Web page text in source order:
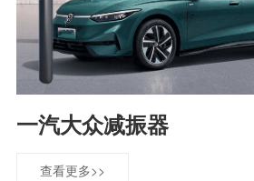
一汽大众减振器
查看更多>>